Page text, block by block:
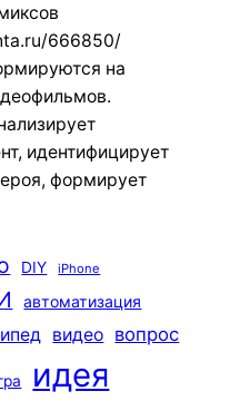
666850/
на
идентифицирует
формирует
DIY iPhone
автоматизация
видео вопрос
идея